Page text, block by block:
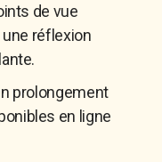
de vue
réflexion
prolongement
en ligne